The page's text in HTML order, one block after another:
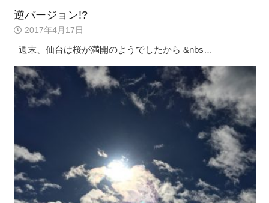
逆バージョン!?
2017年4月17日
週末、仙台は桜が満開のようでしたから &nbs…